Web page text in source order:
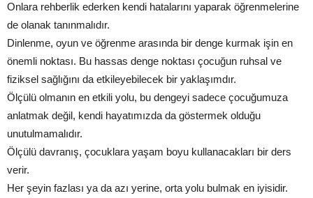
Onlara rehberlik ederken kendi hatalarını yaparak öğrenmelerine
de olanak tanınmalıdır.
Dinlenme, oyun ve öğrenme arasında bir denge kurmak işin en
önemli noktası. Bu hassas denge noktası çocuğun ruhsal ve
fiziksel sağlığını da etkileyebilecek bir yaklaşımdır.
Ölçülü olmanın en etkili yolu, bu dengeyi sadece çocuğumuza
anlatmak değil, kendi hayatımızda da göstermek olduğu
unutulmamalıdır.
Ölçülü davranış, çocuklara yaşam boyu kullanacakları bir ders
verir.
Her şeyin fazlası ya da azı yerine, orta yolu bulmak en iyisidir.